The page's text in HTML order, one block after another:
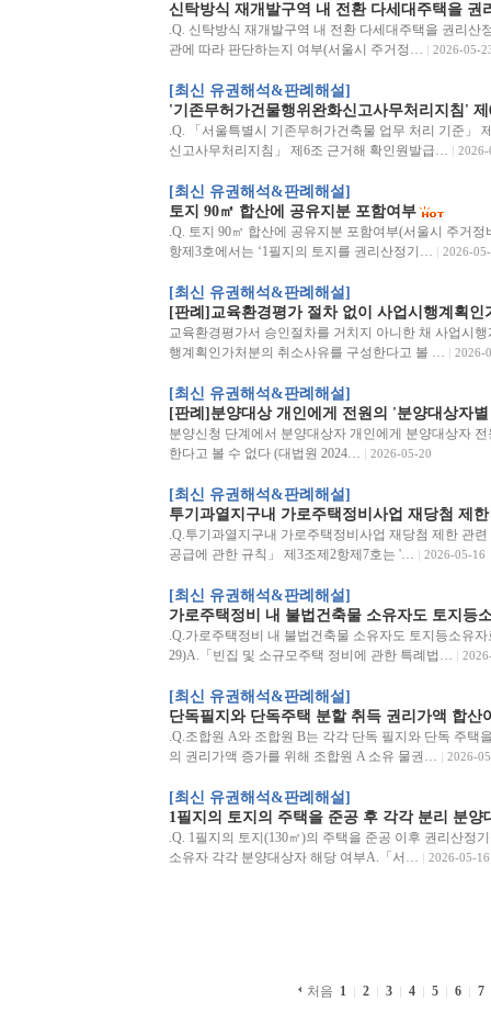
신탁방식 재개발구역 내 전환 다세대주택을
.Q. 신탁방식 재개발구역 내 전환 다세대주택을 권리
관에 따라 판단하는지 여부(서울시 주거정…
2026-05-
[최신 유권해석&판례해설]
'기존무허가건물행위완화신고사무처리지침'
.Q. 「서울특별시 기존무허가건축물 업무 처리 기준」
신고사무처리지침」 제6조 근거해 확인원발급…
2026-
[최신 유권해석&판례해설]
토지 90㎡ 합산에 공유지분 포함여부
.Q. 토지 90㎡ 합산에 공유지분 포함여부(서울시 주거
항제3호에서는 ‘1필지의 토지를 권리산정기…
2026-
[최신 유권해석&판례해설]
[판례]교육환경평가 절차 없이 사업시행계획
교육환경평가서 승인절차를 거치지 아니한 채 사업시
행계획인가처분의 취소사유를 구성한다고 볼 …
2026-
[최신 유권해석&판례해설]
[판례]분양대상 개인에게 전원의 '분양대상자
분양신청 단계에서 분양대상자 개인에게 분양대상자
한다고 볼 수 없다 (대법원 2024…
2026-05-20
[최신 유권해석&판례해설]
투기과열지구내 가로주택정비사업 재당첨 제
.Q.투기과열지구내 가로주택정비사업 재당첨 제한 관
공급에 관한 규칙」 제3조제2항제7호는 '…
2026-05-16
[최신 유권해석&판례해설]
가로주택정비 내 불법건축물 소유자도 토지등
.Q.가로주택정비 내 불법건축물 소유자도 토지등소유
29)A.「빈집 및 소규모주택 정비에 관한 특례법…
[최신 유권해석&판례해설]
단독필지와 단독주택 분할 취득 권리가액 합산
.Q.조합원 A와 조합원 B는 각각 단독 필지와 단독 주택
의 권리가액 증가를 위해 조합원 A 소유 물권…
2026-
[최신 유권해석&판례해설]
1필지의 토지의 주택을 준공 후 각각 분리 분양
.Q. 1필지의 토지(130㎡)의 주택을 준공 이후 권리산정
소유자 각각 분양대상자 해당 여부A.「서…
2026-05-16
처음 1 2 3 4 5 6 7